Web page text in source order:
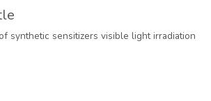
synthetic sensitizers visible light irradiation